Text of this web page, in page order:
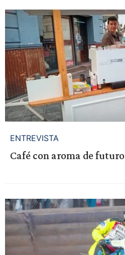
ENTREVISTA
Café con aroma de futuro